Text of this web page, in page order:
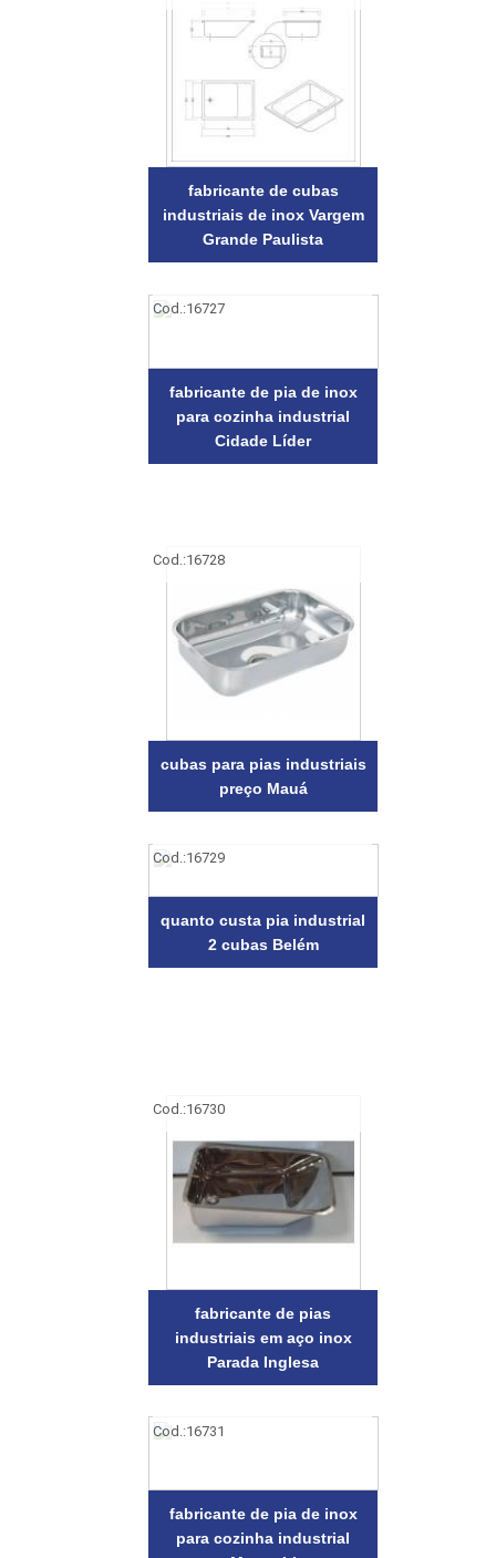
fabricante de cubas
industriais de inox Vargem
Grande Paulista
Cod.:16727
fabricante de pia de inox
para cozinha industrial
Cidade Líder
Cod.:16728
cubas para pias industriais
preço Mauá
Cod.:16729
quanto custa pia industrial
2 cubas Belém
Cod.:16730
fabricante de pias
industriais em aço inox
Parada Inglesa
Cod.:16731
fabricante de pia de inox
para cozinha industrial